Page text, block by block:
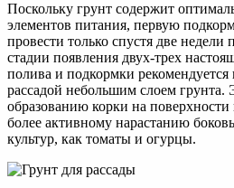
Поскольку грунт содержит
элементов питания, первую
провести только спустя две
стадии появления двух-трех
полива и подкормки рекомендуется
рассадой небольшим слоем грунта.
образованию корки на
более активному нарастанию
культур, как томаты и огурцы.